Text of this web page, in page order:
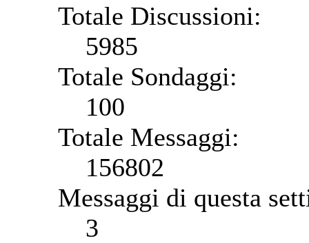
Totale Discussioni:
5985
Totale Sondaggi:
100
Totale Messaggi:
156802
Messaggi di questa
3